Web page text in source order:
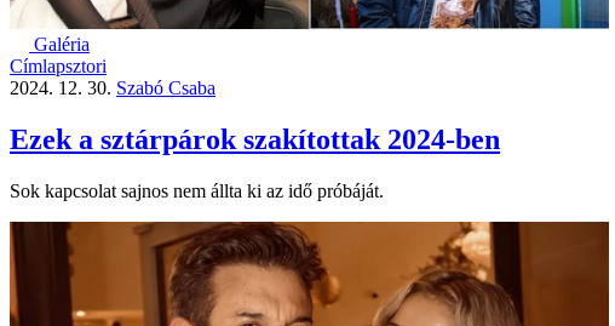
Galéria
Címlapsztori
2024. 12. 30. Szabó Csaba
Ezek a sztárpárok szakítottak 2024-ben
Sok kapcsolat sajnos nem állta ki az idő próbáját.